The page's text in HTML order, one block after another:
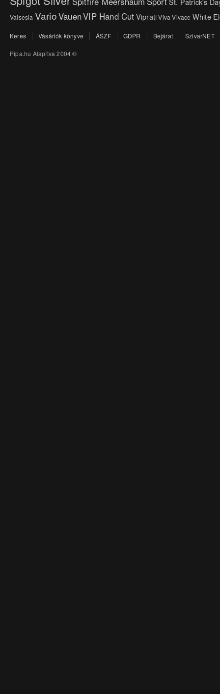
Valsesia VarioVauenVIP Hand CutViprati Viva Vivace White
Keres Vásárlók könyve ÁSZF GDPR Bejárat SzivarNET
Pipa.hu Alapítva 2004 ©